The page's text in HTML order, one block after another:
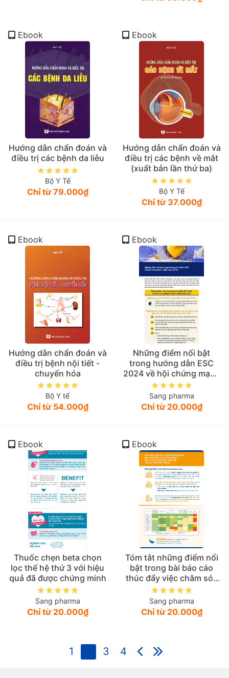
Ebook
Hướng dẫn chẩn đoán và
điều trị các bệnh da liễu
Bộ Y Tế
Chỉ từ 79.000₫
Ebook
Hướng dẫn chẩn đoán và
điều trị các bệnh về mắt
(xuất bản lần thứ ba)
Bộ Y Tế
Chỉ từ 37.000₫
Ebook
Hướng dẫn chẩn đoán và
điều trị bệnh nội tiết -
chuyển hóa
Bộ Y tế
Chỉ từ 54.000₫
Ebook
Những điểm nổi bật
trong hướng dẫn ESC
2024 về hội chứng mạch
vành mạn (CCS)
Sang pharma
Chỉ từ 20.000₫
Ebook
Thuốc chẹn beta chọn
lọc thế hệ thứ 3 với hiệu
quả đã được chứng minh
Sang pharma
Chỉ từ 20.000₫
Ebook
Tóm tắt những điểm nổi
bật trong bài báo cáo
thúc đẩy việc chăm sóc
lấy bệnh nhân làm trung
tâm trong việc quản lý
viêm mũi dị ứng ở các
quốc gia Châu Á-Thái
Sang pharma
Chỉ từ 20.000₫
1 3 4